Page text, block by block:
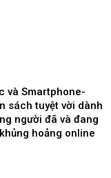
và Smartphone-
sách tuyệt vời dành
người đã và đang
hoảng online